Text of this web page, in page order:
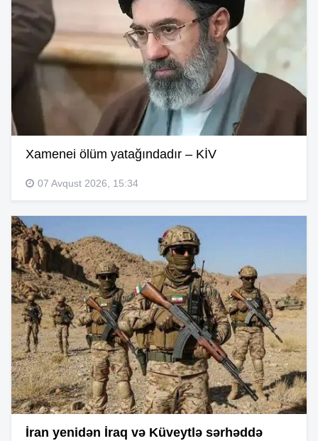
Xamenei ölüm yatağındadır – KİV
07 Avqust 2026, 15:34
İran yenidən İraq və Küveytlə sərhəddə